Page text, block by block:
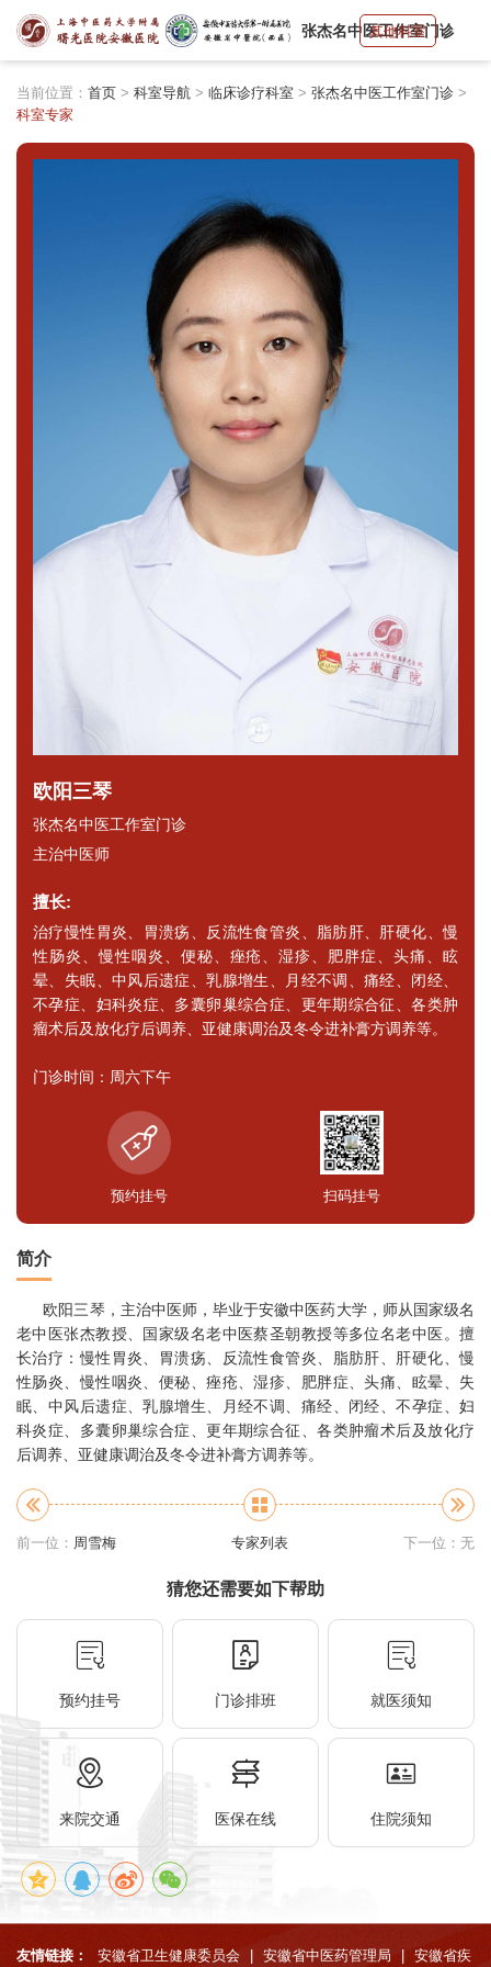
张杰名中医工作室门诊
其他科室
当前位置： 首页 > 科室导航 > 临床诊疗科室 > 张杰名中医工作室门诊 >
科室专家
欧阳三琴
张杰名中医工作室门诊
主治中医师
擅长:
治疗慢性胃炎、胃溃疡、反流性食管炎、脂肪肝、肝硬化、慢
性肠炎、慢性咽炎、便秘、痤疮、湿疹、肥胖症、头痛、眩
晕、失眠、中风后遗症、乳腺增生、月经不调、痛经、闭经、
不孕症、妇科炎症、多囊卵巢综合症、更年期综合征、各类肿
瘤术后及放化疗后调养、亚健康调治及冬令进补膏方调养等。
门诊时间：周六下午
预约挂号 扫码挂号
简介
欧阳三琴，主治中医师，毕业于安徽中医药大学，师从国家级名
老中医张杰教授、国家级名老中医蔡圣朝教授等多位名老中医。擅
长治疗：慢性胃炎、胃溃疡、反流性食管炎、脂肪肝、肝硬化、慢
性肠炎、慢性咽炎、便秘、痤疮、湿疹、肥胖症、头痛、眩晕、失
眠、中风后遗症、乳腺增生、月经不调、痛经、闭经、不孕症、妇
科炎症、多囊卵巢综合症、更年期综合征、各类肿瘤术后及放化疗
后调养、亚健康调治及冬令进补膏方调养等。
前一位： 周雪梅 专家列表 下一位：无
猜您还需要如下帮助
预约挂号 门诊排班 就医须知
来院交通 医保在线 住院须知
友情链接： 安徽省卫生健康委员会 安徽省中医药管理局 安徽省疾